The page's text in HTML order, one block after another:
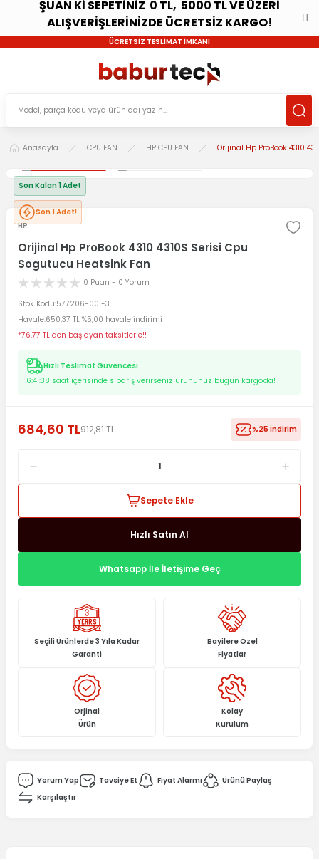
ŞUAN Kİ SEPETİNİZ 0 TL, 5000 TL VE ÜZERİ
ALIŞVERİŞLERİNİZDE ÜCRETSİZ KARGO!
ÜCRETSİZ TESLİMAT İMKANI
Anasayfa CPU FAN HP CPU FAN Orijinal Hp ProBook 4310
Son Kalan 1 Adet
Son 1 Adet!
HP
Orijinal Hp ProBook 4310 4310S Serisi Cpu
Sogutucu Heatsink Fan
0 Puan - 0 Yorum
Stok Kodu 577206-001-3
Havale 650,37 TL %5,00 havale indirimi
*76,77 TL den başlayan taksitlerle!!
Hızlı Teslimat Güvencesi
6:41:37 saat içerisinde sipariş verirseniz ürününüz bugün kargo'da!
684,60 TL912,81 TL %25 İndirim
Sepete Ekle
Hızlı Satın Al
Whatsapp İle İletişime Geç
Seçili Ürünlerde 3 Yıla Kadar
Garanti
Bayilere Özel
Fiyatlar
Orjinal
Ürün
Kolay
Kurulum
Yorum Yap Tavsiye Et Fiyat Alarmı
Ürünü Paylaş
Karşılaştır